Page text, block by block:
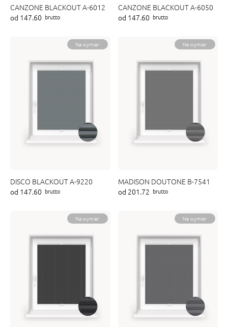
CANZONE BLACKOUT A-6012
od 147.60 brutto
CANZONE BLACKOUT A-6050
od 147.60 brutto
Na wymiar
DISCO BLACKOUT A-9220
od 147.60 brutto
Na wymiar
MADISON DOUTONE B-7541
od 201.72 brutto
Na wymiar Na wymiar